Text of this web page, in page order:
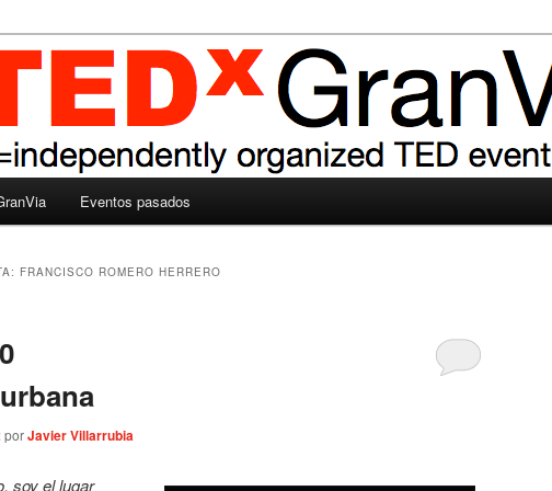
Eventos pasados
FRANCISCO ROMERO HERRERO
porJavier Villarrubia
soy el lugar